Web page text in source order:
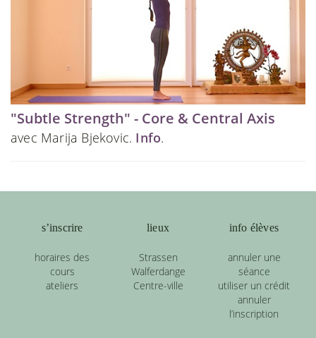
"Subtle Strength" - Core & Central Axis
avec Marija Bjekovic. Info.
s’inscrire
horaires des
cours
ateliers
lieux
Strassen
Walferdange
Centre-ville
info élèves
annuler une
séance
utiliser un crédit
annuler
l’inscription